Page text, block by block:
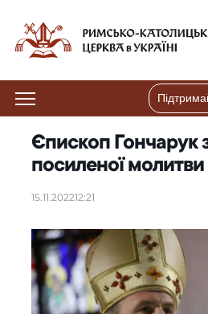
Єпископ Гончарук
посиленої молитви
15.11.202212:21